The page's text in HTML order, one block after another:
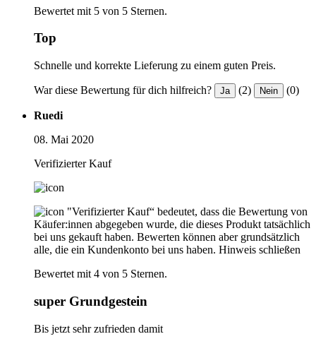
Bewertet mit 5 von 5 Sternen.
Top
Schnelle und korrekte Lieferung zu einem guten Preis.
War diese Bewertung für dich hilfreich? Ja (2) Nein (0)
Ruedi
08. Mai 2020
Verifizierter Kauf
"Verifizierter Kauf“ bedeutet, dass die Bewertung von
Käufer:innen abgegeben wurde, die dieses Produkt tatsächlich
bei uns gekauft haben. Bewerten können aber grundsätzlich
alle, die ein Kundenkonto bei uns haben. Hinweis schließen
Bewertet mit 4 von 5 Sternen.
super Grundgestein
Bis jetzt sehr zufrieden damit